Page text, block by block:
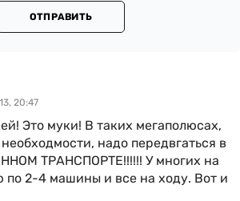
ОТПРАВИТЬ
20:47
Это муки! В таких мегаполюсах,
надо передвгаться в
ТРАНСПОРТЕ!!!!!! У многих на
по 2-4 машины и все на ходу. Вот и